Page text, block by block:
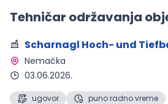
Tehničar održavanja
Scharnagl Hoch- und
Nemačka
03.06.2026.
ugovor
puno radno vreme